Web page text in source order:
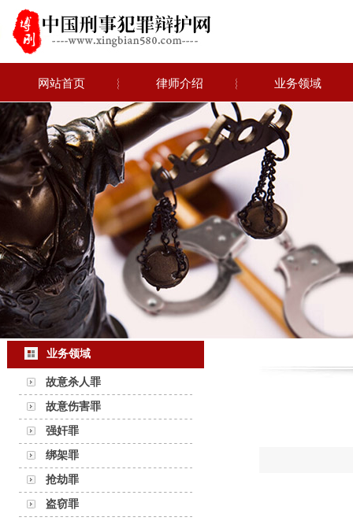
网站首页 ︴ 律师介绍 ︴ 业务领域
业务领域
故意杀人罪
故意伤害罪
强奸罪
绑架罪
抢劫罪
盗窃罪